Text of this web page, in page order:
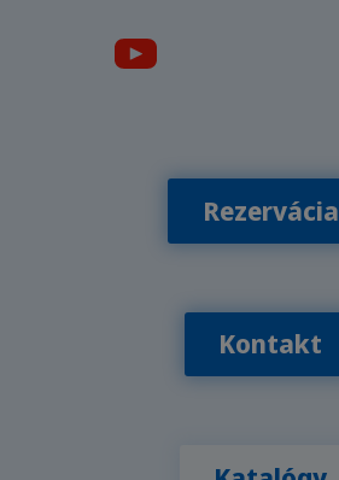
Rezervácia
Kontakt